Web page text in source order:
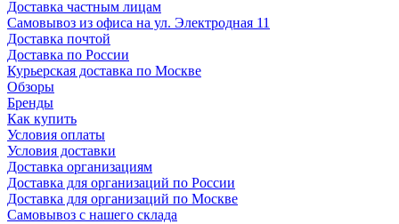
Доставка частным лицам
Самовывоз из офиса на ул. Электродная 11
Доставка почтой
Доставка по России
Курьерская доставка по Москве
Обзоры
Бренды
Как купить
Условия оплаты
Условия доставки
Доставка организациям
Доставка для организаций по России
Доставка для организаций по Москве
Самовывоз с нашего склада